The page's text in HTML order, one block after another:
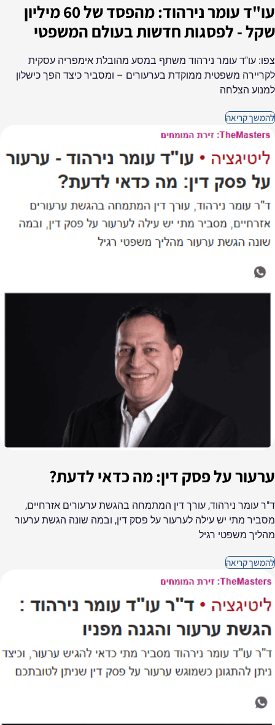
עו"ד עומר נירהוד: מהפסד של 60 מיליון
שקל - לפסגות חדשות בעולם המשפטי
צפו: עו"ד עומר נירהוד משתף במסע מהובלת אימפריה עסקית
לקריירה משפטית ממוקדת בערעורים – ומסביר כיצד הפך כישלון
למנוע הצלחה
להמשך קריאה
ערעור על פסק דין: מה כדאי לדעת?
ד"ר עומר נירהוד, עורך דין המתמחה בהגשת ערעורים אזרחיים,
מסביר מתי יש עילה לערעור על פסק דין, ובמה שונה הגשת ערעור
מהליך משפטי רגיל
להמשך קריאה